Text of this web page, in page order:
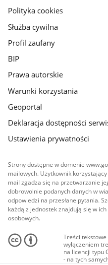
gov.pl
Polityka cookies
Służba cywilna
Profil zaufany
BIP
Prawa autorskie
Warunki korzystania
Geoportal
Deklaracja dostępności
Ustawienia prywatności
Strony dostępne w domenie
mailowych. Użytkownik
mail zgadza się na przetwarzanie
dobrowolnie podanych danych w
odpowiedzi na przesłane pytania.
każdą z jednostek znajdują się w
osobowych.
Treści
wyłączeniem
na licencji typu
- na tych